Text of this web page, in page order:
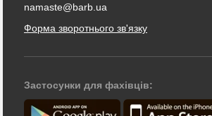
namaste@barb.ua
Форма зворотнього зв'язку
Застосунки для фахівців: